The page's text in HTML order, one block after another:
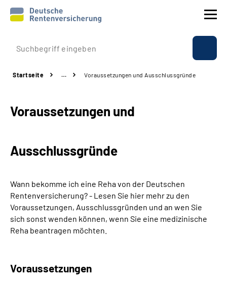
Prävention
Rente
Über uns & Presse
Online-Services
Startseite … Voraussetzungen und Ausschlussgründe
Voraussetzungen und
Ausschlussgründe
Wann bekomme ich eine Reha von der Deutschen
Rentenversicherung? - Lesen Sie hier mehr zu den
Voraussetzungen, Ausschlussgründen und an wen Sie
sich sonst wenden können, wenn Sie eine medizinische
Reha beantragen möchten.
Voraussetzungen